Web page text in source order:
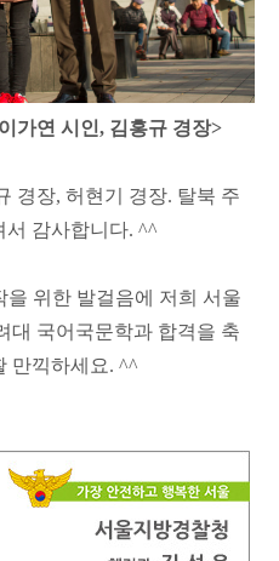
가연 시인, 김홍규 경장>
경장, 허현기 경장. 탈북 주
서 감사합니다. ^^
위한 발걸음에 저희 서울
대 국어국문학과 합격을 축
만끽하세요. ^^